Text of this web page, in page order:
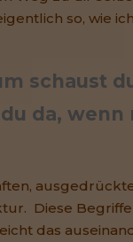
so, wie
schaust
da,
Diese
das